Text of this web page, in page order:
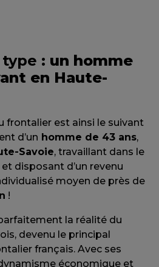
: un homme
en Haute-
frontalier est ainsi le suivant
d’un homme de 43 ans,
Savoie, travaillant dans le
et disposant d’un revenu
moyen de près de
!
la réalité du
devenu le principal
français. Avec ses
économique et